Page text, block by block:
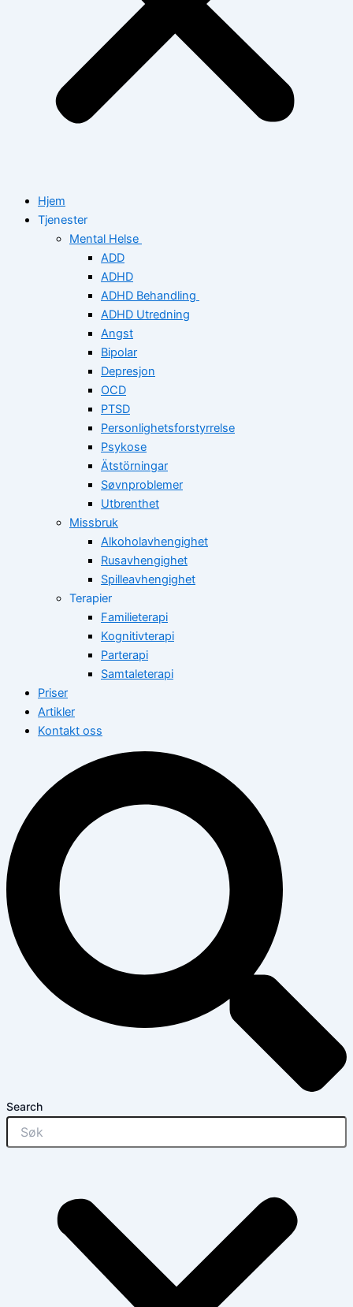
Hjem
Tjenester
Mental Helse
ADD
ADHD
ADHD Behandling
ADHD Utredning
Angst
Bipolar
Depresjon
OCD
PTSD
Personlighetsforstyrrelse
Psykose
Ätstörningar
Søvnproblemer
Utbrenthet
Missbruk
Alkoholavhengighet
Rusavhengighet
Spilleavhengighet
Terapier
Familieterapi
Kognitivterapi
Parterapi
Samtaleterapi
Priser
Artikler
Kontakt oss
Search